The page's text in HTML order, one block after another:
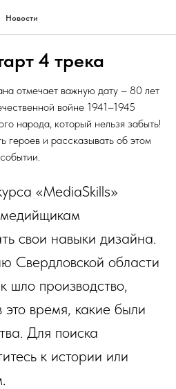
Новости
4 трека
отмечает важную дату – 80 лет
войне 1941–1945
народа, который нельзя забыть!
героев и рассказывать об этом
«MediaSkills»
свои навыки дизайна.
Свердловской области
шло производство,
время, какие были
Для поиска
к истории или